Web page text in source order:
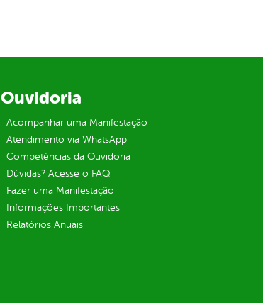
Ouvidoria
Acompanhar uma Manifestação
Atendimento via WhatsApp
Competências da Ouvidoria
Dúvidas? Acesse o FAQ
Fazer uma Manifestação
Informações Importantes
Relatórios Anuais